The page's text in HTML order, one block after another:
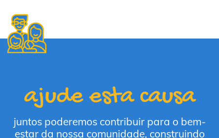
ajude esta causa
juntos poderemos contribuir para o bem-
estar da nossa comunidade, construindo